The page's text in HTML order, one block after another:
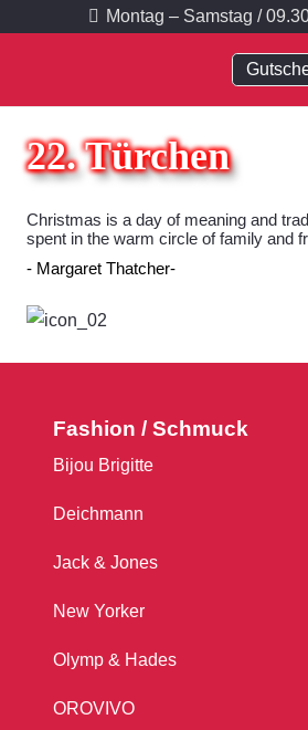
Montag – Samstag /
22. Türchen
Christmas is a day of meaning and
spent in the warm circle of family and
Margaret Thatcher
Fashion / Schmuck
Bijou Brigitte
Deichmann
Jack & Jones
New Yorker
Olymp & Hades
OROVIVO